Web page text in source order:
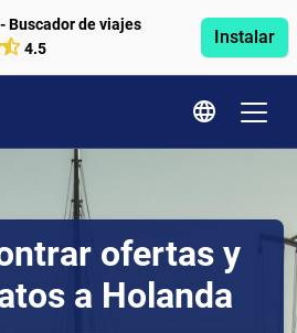
Buscador de viajes
4.5
Instalar
ofertas y
a Holanda